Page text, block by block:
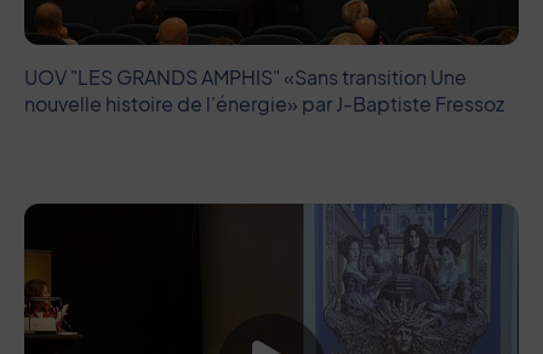
UOV "LES GRANDS AMPHIS" «Sans transition Une
nouvelle histoire de l'énergie» par J-Baptiste Fressoz